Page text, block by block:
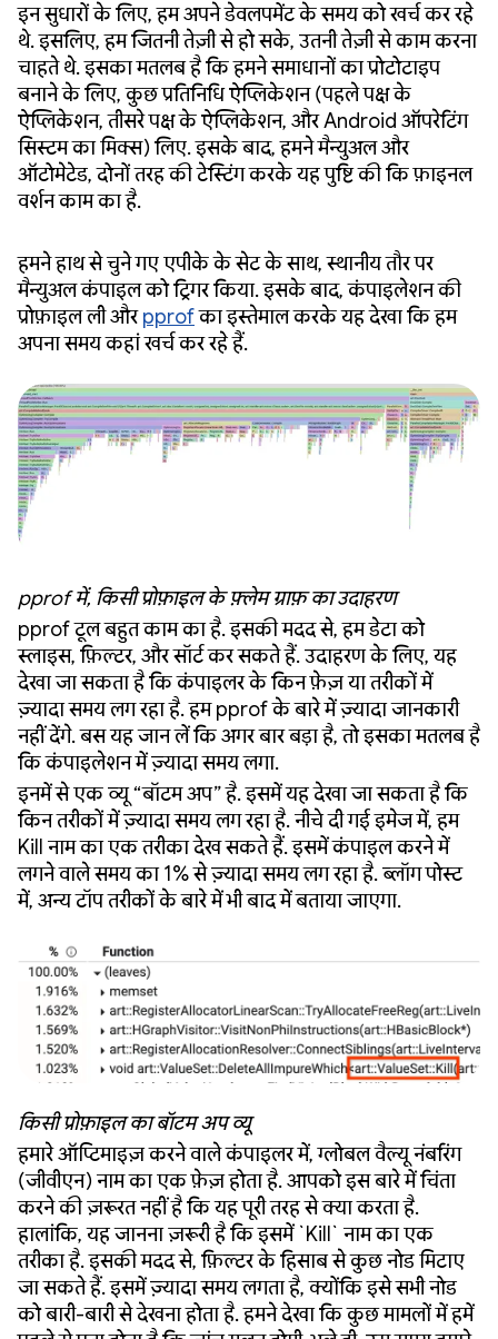
इन सुधारों के लिए, हम अपने डेवलपमेंट के समय को खर्च कर रहे
थे. इसलिए, हम जितनी तेज़ी से हो सके, उतनी तेज़ी से काम करना
चाहते थे. इसका मतलब है कि हमने समाधानों का प्रोटोटाइप
बनाने के लिए, कुछ प्रतिनिधि ऐप्लिकेशन (पहले पक्ष के
ऐप्लिकेशन, तीसरे पक्ष के ऐप्लिकेशन, और Android ऑपरेटिंग
सिस्टम का मिक्स) लिए. इसके बाद, हमने मैन्युअल और
ऑटोमेटेड, दोनों तरह की टेस्टिंग करके यह पुष्टि की कि फ़ाइनल
वर्शन काम का है.
हमने हाथ से चुने गए एपीके के सेट के साथ, स्थानीय तौर पर
मैन्युअल कंपाइल को ट्रिगर किया. इसके बाद, कंपाइलेशन की
प्रोफ़ाइल ली औरpprofका इस्तेमाल करके यह देखा कि हम
अपना समय कहां खर्च कर रहे हैं.
pprof में, किसी प्रोफ़ाइल के फ़्लेम ग्राफ़ का उदाहरण
pprof टूल बहुत काम का है. इसकी मदद से, हम डेटा को
स्लाइस, फ़िल्टर, और सॉर्ट कर सकते हैं. उदाहरण के लिए, यह
देखा जा सकता है कि कंपाइलर के किन फ़ेज़ या तरीकों में
ज़्यादा समय लग रहा है. हम pprof के बारे में ज़्यादा जानकारी
नहीं देंगे. बस यह जान लें कि अगर बार बड़ा है, तो इसका मतलब है
कि कंपाइलेशन में ज़्यादा समय लगा.
इनमें से एक व्यू “बॉटम अप” है. इसमें यह देखा जा सकता है कि
किन तरीकों में ज़्यादा समय लग रहा है. नीचे दी गई इमेज में, हम
Kill नाम का एक तरीका देख सकते हैं. इसमें कंपाइल करने में
लगने वाले समय का 1% से ज़्यादा समय लग रहा है. ब्लॉग पोस्ट
में, अन्य टॉप तरीकों के बारे में भी बाद में बताया जाएगा.
किसी प्रोफ़ाइल का बॉटम अप व्यू
हमारे ऑप्टिमाइज़ करने वाले कंपाइलर में, ग्लोबल वैल्यू नंबरिंग
(जीवीएन) नाम का एक फ़ेज़ होता है. आपको इस बारे में चिंता
करने की ज़रूरत नहीं है कि यह पूरी तरह से क्या करता है.
हालांकि, यह जानना ज़रूरी है कि इसमें `Kill` नाम का एक
तरीका है. इसकी मदद से, फ़िल्टर के हिसाब से कुछ नोड मिटाए
जा सकते हैं. इसमें ज़्यादा समय लगता है, क्योंकि इसे सभी नोड
को बारी-बारी से देखना होता है. हमने देखा कि कुछ मामलों में हमें